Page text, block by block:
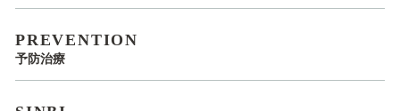
PREVENTION
予防治療